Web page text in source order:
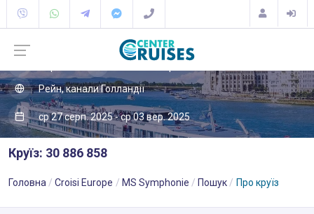
Рейн, канали Голландії
ср 27 серп. 2025 - ср 03 вер. 2025
Круїз: 30 886 858
Головна Croisi Europe MS Symphonie Пошук Про круїз